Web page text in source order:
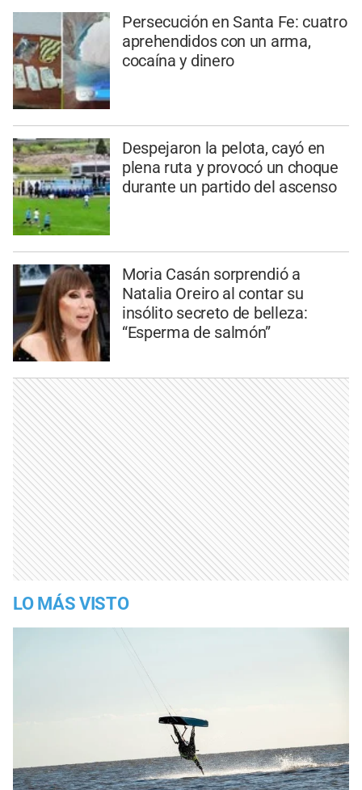
Persecución en Santa Fe: cuatro
aprehendidos con un arma,
cocaína y dinero
Despejaron la pelota, cayó en
plena ruta y provocó un choque
durante un partido del ascenso
Moria Casán sorprendió a
Natalia Oreiro al contar su
insólito secreto de belleza:
“Esperma de salmón”
LO MÁS VISTO